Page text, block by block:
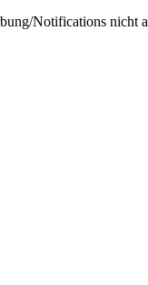
Notifications nicht